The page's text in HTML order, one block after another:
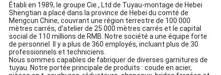
Établi en 1989, le groupe Cie., Ltd de Tuyau-montage de Hebei
Shengtian a placé dans la province de Hebei du comté de
Mengcun Chine, couvrant une région terrestre de 100 000
mètres carrés, d'atelier de 25 000 mètres carrés et le capital
social de 110 millions de RMB. Notre société a une équipe forte
de personnel. Il y a plus de 360 employés, incluant plus de 30
professionnels et techniciens.
Nous sommes capables de fabriquer de diverses garnitures de
tuyau. Notre portée principale de produits : coude en acier,